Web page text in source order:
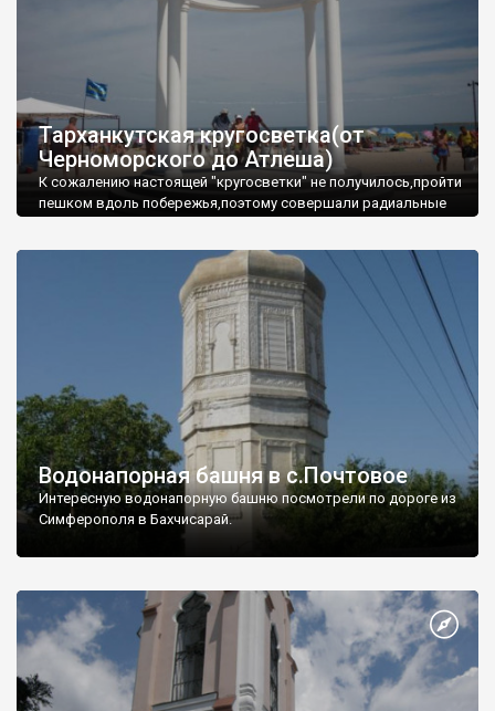
Тарханкутская кругосветка(от
Черноморского до Атлеша)
К сожалению настоящей "кругосветки" не получилось,пройти
пешком вдоль побережья,поэтому совершали радиальные
Водонапорная башня в с.Почтовое
Интересную водонапорную башню посмотрели по дороге из
Симферополя в Бахчисарай.